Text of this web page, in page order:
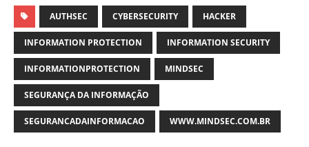
AUTHSEC CYBERSECURITY HACKER
INFORMATION PROTECTION INFORMATION SECURITY
INFORMATIONPROTECTION MINDSEC
SEGURANÇA DA INFORMAÇÃO
SEGURANCADAINFORMACAO WWW.MINDSEC.COM.BR